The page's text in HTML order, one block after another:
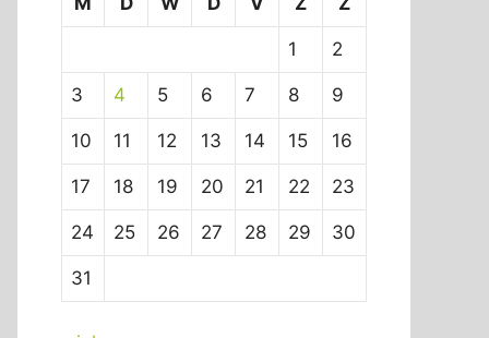
1 2
3 4 5 6 7 8 9
10 11 12 13 14 15 16
17 18 19 20 21 22 23
24 25 26 27 28 29 30
31